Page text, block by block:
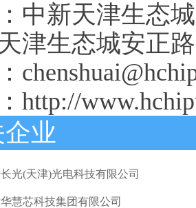
中新天津生态
津生态城安正
http://
业
光(天津)光电科技有限公司
慧芯科技集团有限公司